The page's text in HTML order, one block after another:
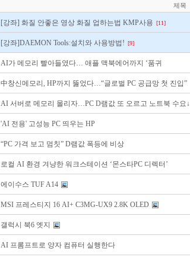
제목
[강좌] 화질 안좋은 영상 화질 업하는법 KMP사용 [11]
[강좌]DAEMON Toolsː설치와 사용방법! [9]
AI가 메모리 빨아들였다… 애플 맥북에어까지 ‘품귀
中창신메모리, HP까지 뚫었다…“글로벌 PC 공급망 첫 진입”
AI 서버로 메모리 몰리자…PC D램값 또 오르고 노트북 수요↓
'AI 전용' 고성능 PC 띄우는 HP
“PC 가격 보고 멈칫” D램값 폭등에 비상
로컬 AI 환경 겨냥한 워크스테이션 ‘몬스타PC 디렉터’
에이수스 TUF A14
MSI 프레스티지 16 AI+ C3MG-UX9 2.8K OLED
갤럭시 북6 엣지
AI 프롬프트로 양자 컴퓨터 실행한다